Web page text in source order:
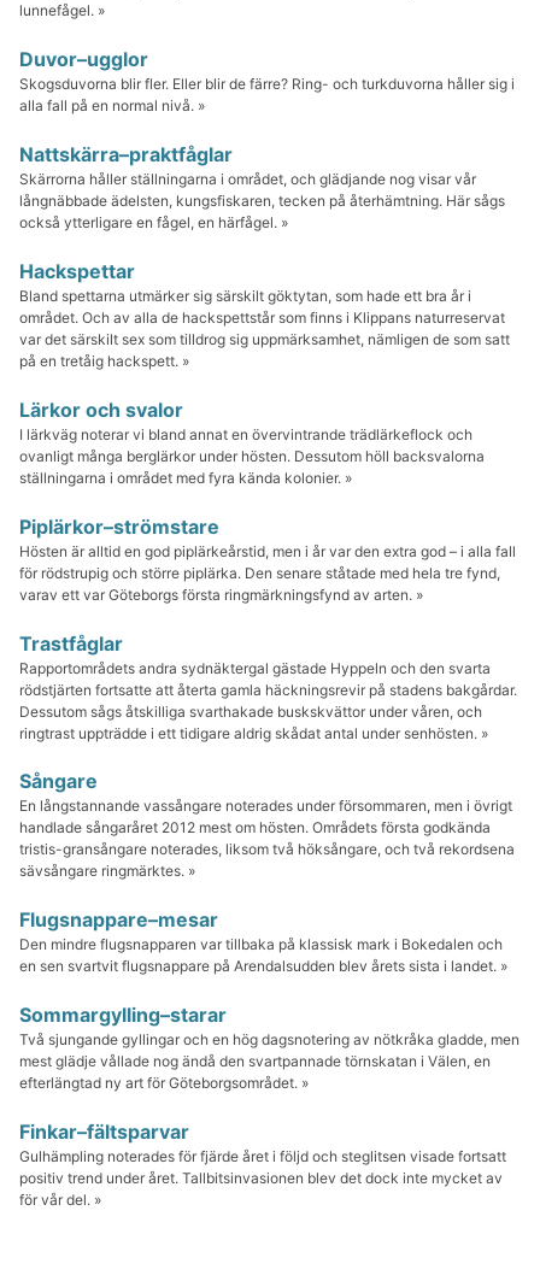
lunnefågel. »
Duvor–ugglor
Skogsduvorna blir fler. Eller blir de färre? Ring- och turkduvorna håller sig i
alla fall på en normal nivå. »
Nattskärra–praktfåglar
Skärrorna håller ställningarna i området, och glädjande nog visar vår
långnäbbade ädelsten, kungsfiskaren, tecken på återhämtning. Här sågs
också ytterligare en fågel, en härfågel. »
Hackspettar
Bland spettarna utmärker sig särskilt göktytan, som hade ett bra år i
området. Och av alla de hackspetts­tår som finns i Klippans naturreservat
var det särskilt sex som tilldrog sig uppmärksamhet, nämligen de som satt
på en tretåig hackspett. »
Lärkor och svalor
I lärkväg noterar vi bland annat en övervintrande trädlärkeflock och
ovanligt många berglärkor under hösten. Dessutom höll backsvalorna
ställningarna i området med fyra kända kolonier. »
Piplärkor–strömstare
Hösten är alltid en god piplärkeårstid, men i år var den extra god – i alla fall
för rödstrupig och större piplärka. Den senare ståtade med hela tre fynd,
varav ett var Göteborgs första ringmärkningsfynd av arten. »
Trastfåglar
Rapportområdets andra sydnäktergal gästade Hyppeln och den svarta
rödstjärten fortsatte att återta gamla häckningsrevir på stadens bakgårdar.
Dessutom sågs åtskilliga svarthakade buskskvättor under våren, och
ringtrast uppträdde i ett tidigare aldrig skådat antal under senhösten. »
Sångare
En långstannande vassångare noterades under försommaren, men i övrigt
handlade sångaråret 2012 mest om hösten. Områdets första godkända
tristis-gransångare noterades, liksom två höksångare, och två rekordsena
sävsångare ringmärktes. »
Flugsnappare–mesar
Den mindre flugsnapparen var tillbaka på klassisk mark i Bokedalen och
en sen svartvit flugsnappare på Arendalsudden blev årets sista i landet. »
Sommargylling–starar
Två sjungande gyllingar och en hög dagsnotering av nötkråka gladde, men
mest glädje vållade nog ändå den svartpannade törnskatan i Välen, en
efterlängtad ny art för Göteborgsområdet. »
Finkar–fältsparvar
Gulhämpling noterades för fjärde året i följd och steglitsen visade fortsatt
positiv trend under året. Tallbitsinvasionen blev det dock inte mycket av
för vår del. »